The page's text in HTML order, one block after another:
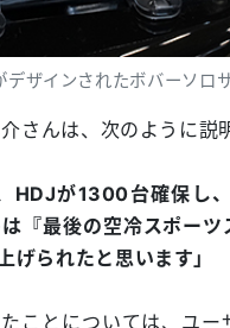
デザインされたボバーソロ
さんは、次のように説
HDJが1300台確保し
『最後の空冷スポー
られたと思います」
ことについては、ユ